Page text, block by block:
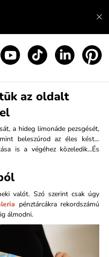
az oldalt
a hideg limonáde pezsgését,
beleszúrod az éles kést…
is a végéhez kōzeledik...És
valót. Szó szerint csak úgy
pénztárcákra rekordszámú
álmodni.